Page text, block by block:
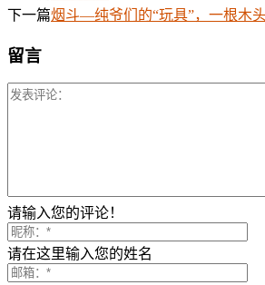
下一篇烟斗—纯爷们的“玩具”，一根木头
留言
请输入您的评论！
请在这里输入您的姓名